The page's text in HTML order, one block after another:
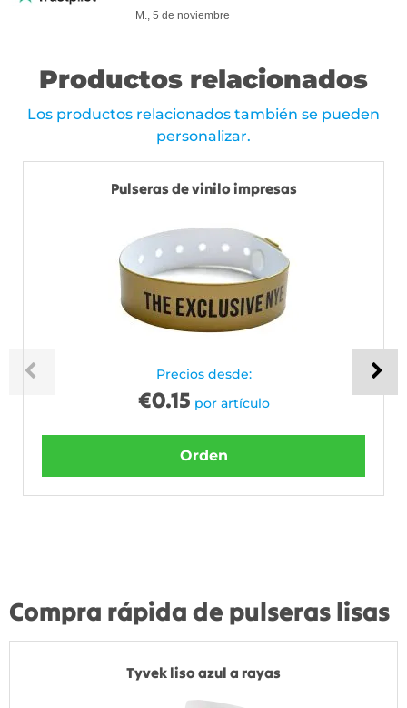
M., 5 de noviembre
Productos relacionados
Los productos relacionados también se pueden
personalizar.
Pulseras de vinilo impresas
Precios desde:
€0.15 por artículo
Orden
Compra rápida de pulseras lisas
Tyvek liso azul a rayas